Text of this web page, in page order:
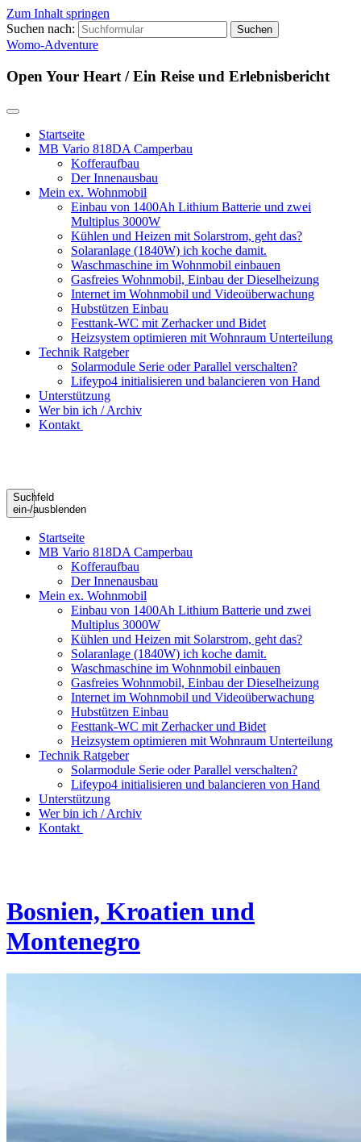
Zum Inhalt springen
Suchen nach:
Womo-Adventure
Open Your Heart / Ein Reise und Erlebnisbericht
Startseite
MB Vario 818DA Camperbau
Kofferaufbau
Der Innenausbau
Mein ex. Wohnmobil
Einbau von 1400Ah Lithium Batterie und zwei
Multiplus 3000W
Kühlen und Heizen mit Solarstrom, geht das?
Solaranlage (1840W) ich koche damit.
Waschmaschine im Wohnmobil einbauen
Gasfreies Wohnmobil, Einbau der Dieselheizung
Internet im Wohnmobil und Videoüberwachung
Hubstützen Einbau
Festtank-WC mit Zerhacker und Bidet
Heizsystem optimieren mit Wohnraum Unterteilung
Technik Ratgeber
Solarmodule Serie oder Parallel verschalten?
Lifeypo4 initialisieren und balancieren von Hand
Unterstützung
Wer bin ich / Archiv
Kontakt
Suchfeld
ein-/ausblenden
Startseite
MB Vario 818DA Camperbau
Kofferaufbau
Der Innenausbau
Mein ex. Wohnmobil
Einbau von 1400Ah Lithium Batterie und zwei
Multiplus 3000W
Kühlen und Heizen mit Solarstrom, geht das?
Solaranlage (1840W) ich koche damit.
Waschmaschine im Wohnmobil einbauen
Gasfreies Wohnmobil, Einbau der Dieselheizung
Internet im Wohnmobil und Videoüberwachung
Hubstützen Einbau
Festtank-WC mit Zerhacker und Bidet
Heizsystem optimieren mit Wohnraum Unterteilung
Technik Ratgeber
Solarmodule Serie oder Parallel verschalten?
Lifeypo4 initialisieren und balancieren von Hand
Unterstützung
Wer bin ich / Archiv
Kontakt
Bosnien, Kroatien und
Montenegro